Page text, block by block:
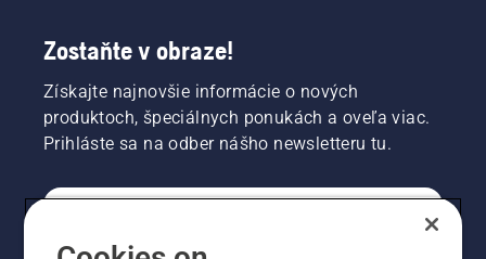
Zostaňte v obraze!
Získajte najnovšie informácie o nových
produktoch, špeciálnych ponukách a oveľa viac.
Prihláste sa na odber nášho newsletteru tu.